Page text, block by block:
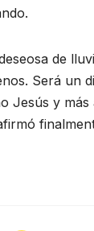
de
Será un
Jesús y